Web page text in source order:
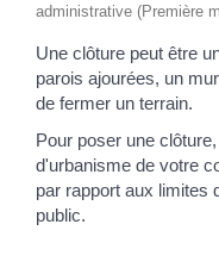
administrative (Première
Une clôture peut être
parois ajourées, un
de fermer un terrain.
Pour poser une
d'urbanisme de votre
par rapport aux limites
public.